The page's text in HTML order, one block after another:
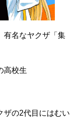
有名なヤクザ「集
高校生
ザの2代目にはむい